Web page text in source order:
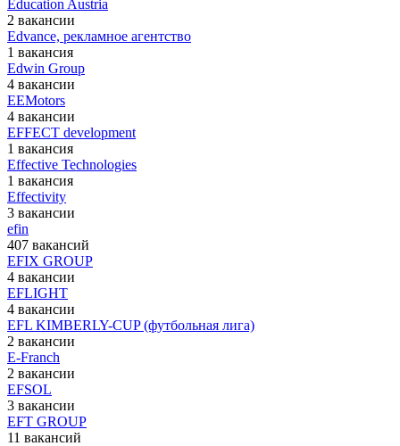
Education Austria
2 вакансии
Edvance, рекламное агентство
1 вакансия
Edwin Group
4 вакансии
EEMotors
4 вакансии
EFFECT development
1 вакансия
Effective Technologies
1 вакансия
Effectivity
3 вакансии
efin
407 вакансий
EFIX GROUP
4 вакансии
EFLIGHT
4 вакансии
EFL KIMBERLY-CUP (футбольная лига)
2 вакансии
E-Franch
2 вакансии
EFSOL
3 вакансии
EFT GROUP
11 вакансий